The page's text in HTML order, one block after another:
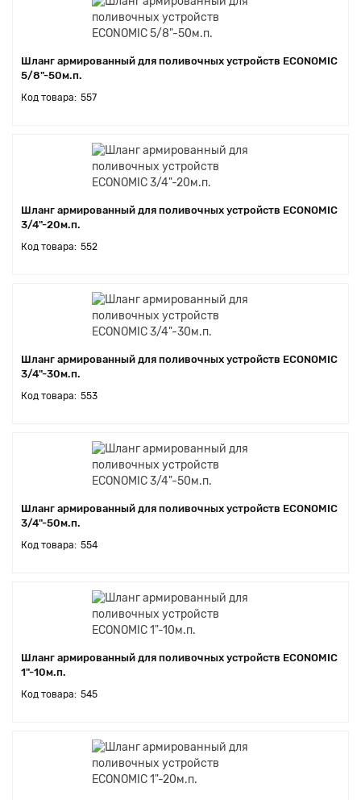
Шланг армированный для поливочных устройств ECONOMIC
5/8"-50м.п.
557
Шланг армированный для поливочных устройств ECONOMIC
3/4"-20м.п.
552
Шланг армированный для поливочных устройств ECONOMIC
3/4"-30м.п.
553
Шланг армированный для поливочных устройств ECONOMIC
3/4"-50м.п.
554
Шланг армированный для поливочных устройств ECONOMIC
1"-10м.п.
545